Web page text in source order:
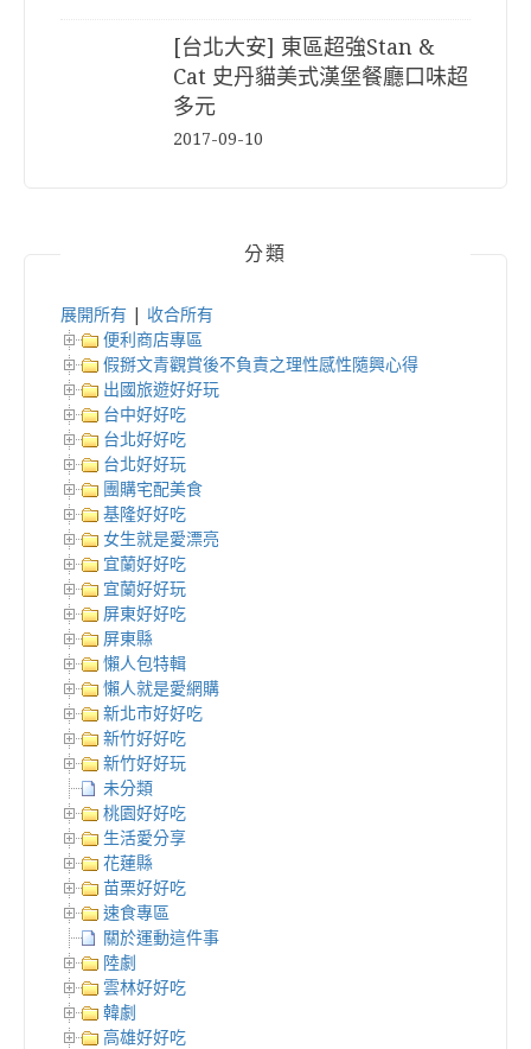
[台北大安] 東區超強Stan &
Cat 史丹貓美式漢堡餐廳口味超
多元
2017-09-10
分類
展開所有
收合所有
便利商店專區
假掰文青觀賞後不負責之理性感性隨興心得
出國旅遊好好玩
台中好好吃
台北好好吃
台北好好玩
團購宅配美食
基隆好好吃
女生就是愛漂亮
宜蘭好好吃
宜蘭好好玩
屏東好好吃
屏東縣
懶人包特輯
懶人就是愛網購
新北市好好吃
新竹好好吃
新竹好好玩
未分類
桃園好好吃
生活愛分享
花蓮縣
苗栗好好吃
速食專區
關於運動這件事
陸劇
雲林好好吃
韓劇
高雄好好吃